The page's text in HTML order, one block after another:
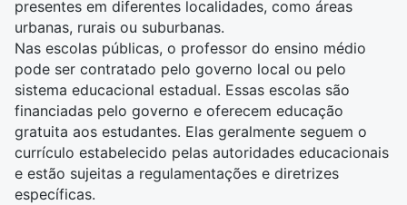
presentes em diferentes localidades, como áreas
urbanas, rurais ou suburbanas.
Nas escolas públicas, o professor do ensino médio
pode ser contratado pelo governo local ou pelo
sistema educacional estadual. Essas escolas são
financiadas pelo governo e oferecem educação
gratuita aos estudantes. Elas geralmente seguem o
currículo estabelecido pelas autoridades educacionais
e estão sujeitas a regulamentações e diretrizes
específicas.